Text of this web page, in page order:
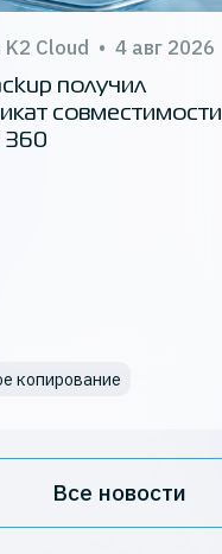
Cloud 4 авг 2026
получил
совместимости
360
копирование
Все новости